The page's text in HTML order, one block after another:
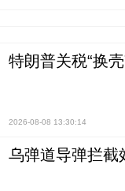
特朗普关税“换
2026-08-08 13:30:14
乌弹道导弹拦截